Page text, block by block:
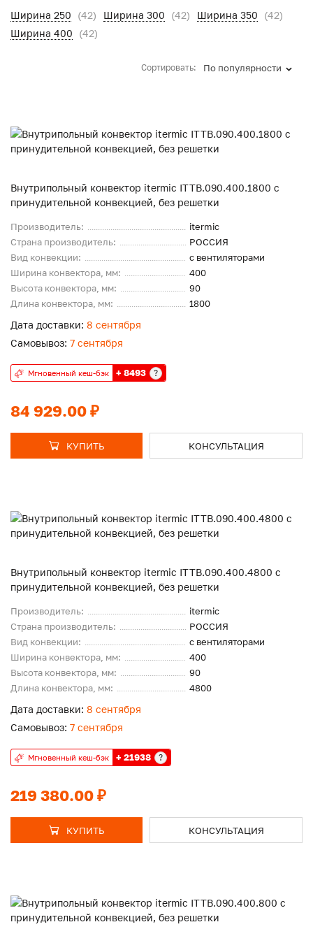
Ширина 250 (42) Ширина 300 (42) Ширина 350
(42)
Ширина 400
(42)
Сортировать: По популярности
Внутрипольный конвектор itermic ITTB.090.400.1800 с
принудительной конвекцией, без решетки
Производитель:
itermic
Страна производитель:
РОССИЯ
Вид конвекции:
с вентиляторами
Ширина конвектора, мм:
400
Высота конвектора, мм:
90
Длина конвектора, мм:
1800
84 929.00 ₽
Дата доставки: 8 сентября
Самовывоз: 7 сентября
Мгновенный кеш-бэк + 8493 ?
КУПИТЬ КОНСУЛЬТАЦИЯ
Внутрипольный конвектор itermic ITTB.090.400.4800 с
принудительной конвекцией, без решетки
Производитель:
itermic
Страна производитель:
РОССИЯ
Вид конвекции:
с вентиляторами
Ширина конвектора, мм:
400
Высота конвектора, мм:
90
Длина конвектора, мм:
4800
219 380.00 ₽
Дата доставки: 8 сентября
Самовывоз: 7 сентября
Мгновенный кеш-бэк + 21938 ?
КУПИТЬ КОНСУЛЬТАЦИЯ